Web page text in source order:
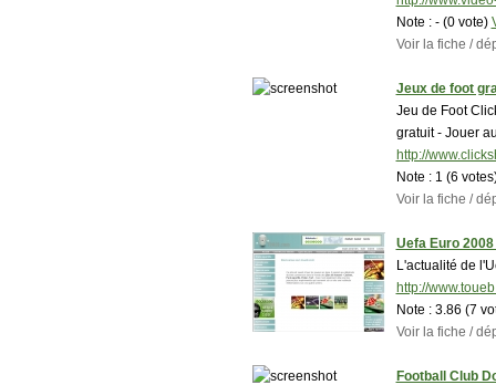
Note : - (0 vote)
Voir la fiche /
Jeux de foot
Jeu de Foot
gratuit - Jouer
http://
Note : 1 (6
Voir la fiche /
Uefa Euro
L'actualité de
http://
Note : 3.86 (7
Voir la fiche /
Football Club